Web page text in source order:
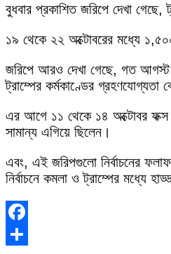
বুধবার প্রকাশিত জরিপে দেখা
১৯ থেকে ২২ অক্টোবরের মধ্যে
জরিপে আরও দেখা গেছে, গত আগস্ট
ট্রাম্পের কর্মকাণ্ডের
এর আগে ১১ থেকে ১৪ অক্টোবর ফক্স
সামান্য এগিয়ে ছিলেন।
এবং, এই জরিপগুলো নির্বাচনের
নির্বাচনে কমলা ও ট্রাম্পের মধ্যে
Facebook